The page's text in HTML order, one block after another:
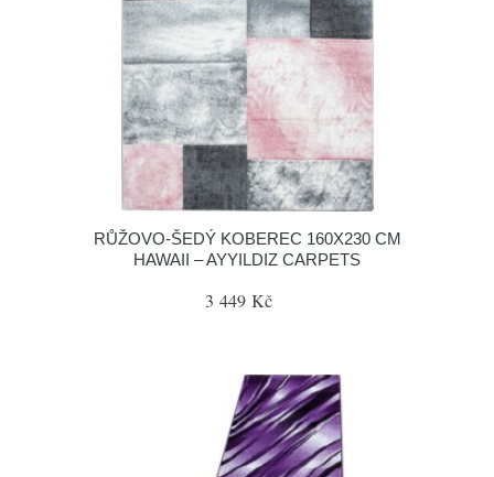
RŮŽOVO-ŠEDÝ KOBEREC 160X230 CM
HAWAII – AYYILDIZ CARPETS
3 449 Kč